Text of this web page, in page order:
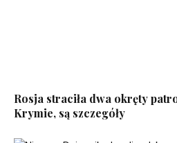
Rosja straciła dwa okręty
Krymie, są szczegóły